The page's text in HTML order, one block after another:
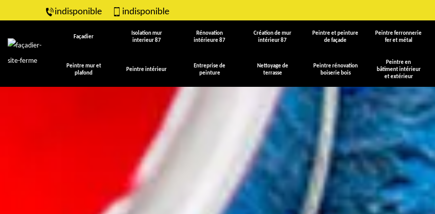
indisponible indisponible
Façadier
Isolation mur
interieur 87
Rénovation
intérieure 87
Création de mur
intérieur 87
Peintre et peinture
de façade
Peintre ferronnerie
fer et métal
Peintre mur et
plafond
Peintre intérieur
Entreprise de
peinture
Nettoyage de
terrasse
Peintre rénovation
boiserie bois
Peintre en
bâtiment intérieur
et extérieur